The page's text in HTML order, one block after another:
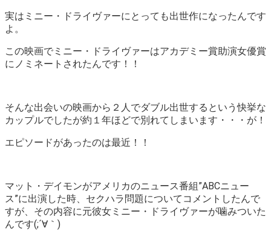
実はミニー・ドライヴァーにとっても出世作になったんです
よ。
この映画でミニー・ドライヴァーはアカデミー賞助演女優賞
にノミネートされたんです！！
そんな出会いの映画から２人でダブル出世するという快挙な
カップルでしたが約１年ほどで別れてしまいます・・・が！
エピソードがあったのは最近！！
マット・デイモンがアメリカのニュース番組”ABCニュー
ス”に出演した時、セクハラ問題についてコメントしたんで
すが、その内容に元彼女ミニー・ドライヴァーが噛みついた
んです(;´∀｀)